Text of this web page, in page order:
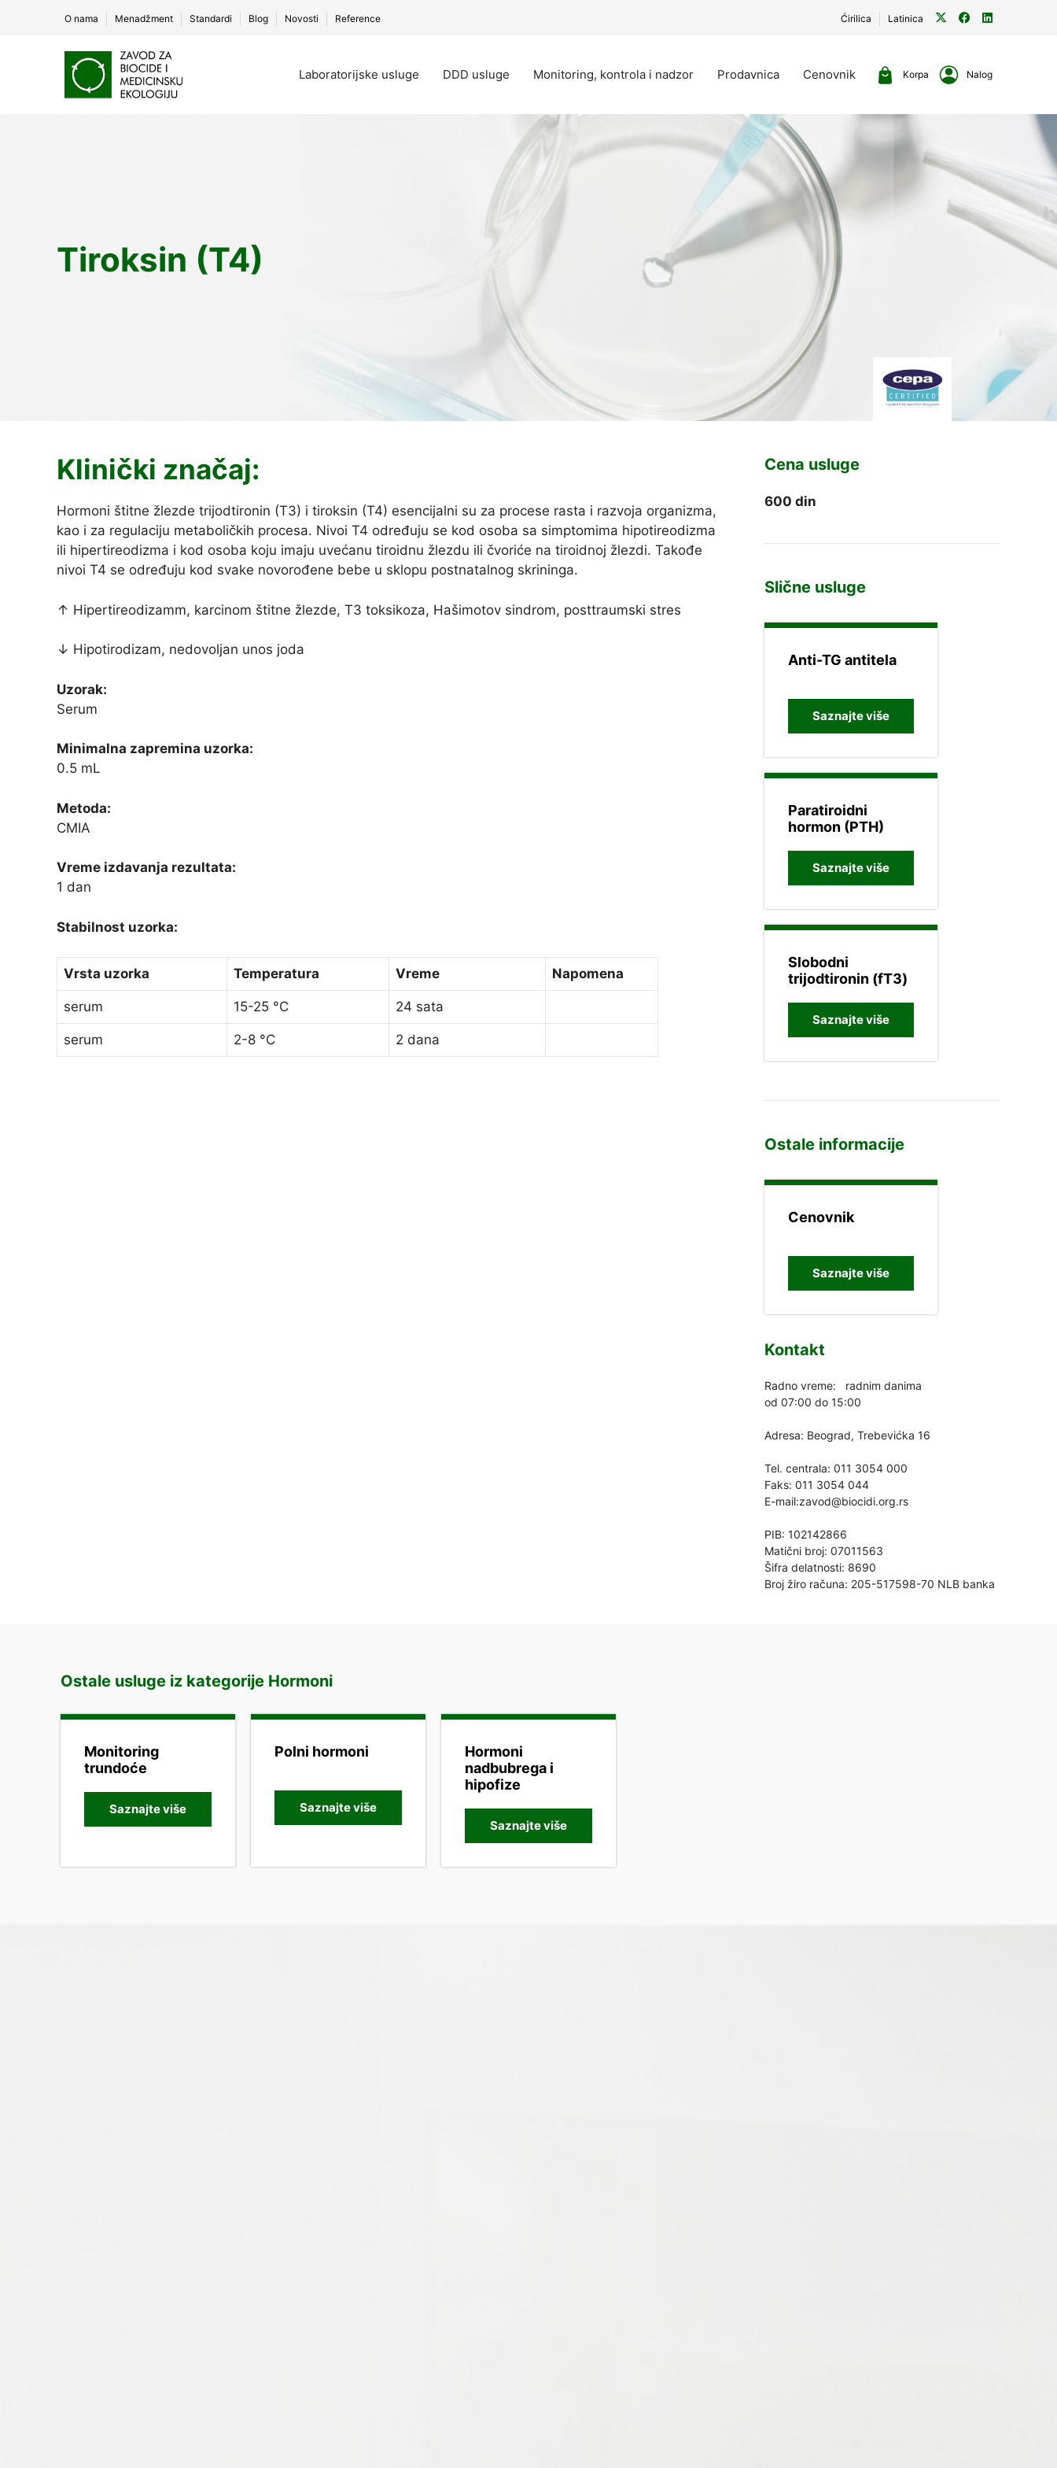
O nama Menadžment Standardi Blog Novosti Reference Ćirilica Latinica
Laboratorijske usluge DDD usluge Monitoring, kontrola i nadzor Prodavnica Cenovnik Korpa Nalog
Tiroksin (T4)
Klinički značaj:
Hormoni štitne žlezde trijodtironin (T3) i tiroksin (T4) esencijalni su za procese rasta i razvoja organizma,
kao i za regulaciju metaboličkih procesa. Nivoi T4 određuju se kod osoba sa simptomima hipotireodizma
ili hipertireodizma i kod osoba koju imaju uvećanu tiroidnu žlezdu ili čvoriće na tiroidnoj žlezdi. Takođe
nivoi T4 se određuju kod svake novorođene bebe u sklopu postnatalnog skrininga.
↑ Hipertireodizamm, karcinom štitne žlezde, T3 toksikoza, Hašimotov sindrom, posttraumski stres
↓ Hipotirodizam, nedovoljan unos joda
Uzorak:
Serum
Minimalna zapremina uzorka:
0.5 mL
Metoda:
CMIA
Vreme izdavanja rezultata:
1 dan
Stabilnost uzorka:
Vrsta uzorka Temperatura Vreme Napomena
serum 15-25 °C 24 sata
serum 2-8 °C 2 dana
Cena usluge
600 din
Slične usluge
Anti-TG antitela
Saznajte više
Paratiroidni
hormon (PTH)
Saznajte više
Slobodni
trijodtironin (fT3)
Saznajte više
Ostale informacije
Cenovnik
Saznajte više
Kontakt
Radno vreme: radnim danima
od 07:00 do 15:00
Adresa: Beograd, Trebevićka 16
Tel. centrala: 011 3054 000
Faks: 011 3054 044
E-mail:zavod@biocidi.org.rs
PIB: 102142866
Matični broj: 07011563
Šifra delatnosti: 8690
Broj žiro računa: 205-517598-70 NLB banka
Ostale usluge iz kategorije Hormoni
Monitoring
trundoće
Saznajte više
Polni hormoni
Saznajte više
Hormoni
nadbubrega i
hipofize
Saznajte više